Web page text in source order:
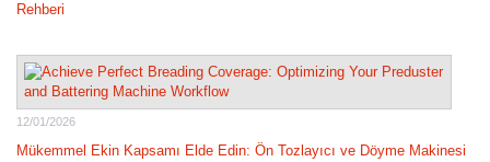
Rehberi
12/01/2026
Mükemmel Ekin Kapsamı Elde Edin: Ön Tozlayıcı ve Döyme Makinesi